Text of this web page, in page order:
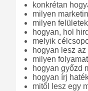
konkrétan
milyen
milyen
hogyan, hol
melyik
hogyan lesz
milyen
hogyan győzd
hogyan írj
mitől lesz egy